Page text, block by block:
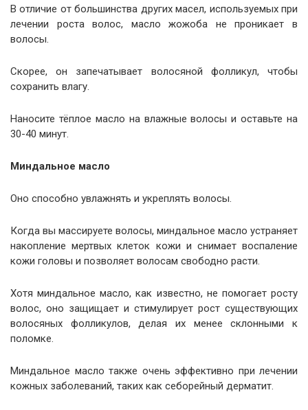
В отличие от большинства других масел, используемых при
лечении роста волос, масло жожоба не проникает в
волосы.
Скорее, он запечатывает волосяной фолликул, чтобы
сохранить влагу.
Наносите тёплое масло на влажные волосы и оставьте на
30-40 минут.
Миндальное масло
Оно способно увлажнять и укреплять волосы.
Когда вы массируете волосы, миндальное масло устраняет
накопление мертвых клеток кожи и снимает воспаление
кожи головы и позволяет волосам свободно расти.
Хотя миндальное масло, как известно, не помогает росту
волос, оно защищает и стимулирует рост существующих
волосяных фолликулов, делая их менее склонными к
поломке.
Миндальное масло также очень эффективно при лечении
кожных заболеваний, таких как себорейный дерматит.